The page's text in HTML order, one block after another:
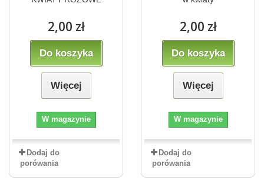
2,00 zł
Do koszyka
Więcej
W magazynie
Dodaj do
porówania
2,00 zł
Do koszyka
Więcej
W magazynie
Dodaj do
porówania